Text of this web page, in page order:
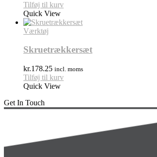
Tilføj til kurv
Quick View
Værktøj
Skruetrækkersæt
kr.178.25 incl. moms
Tilføj til kurv
Quick View
Get In Touch